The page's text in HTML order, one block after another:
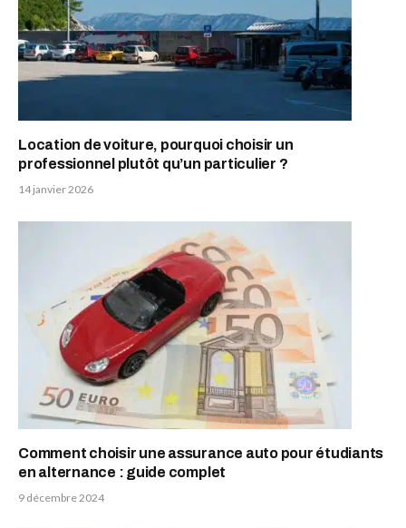
Location de voiture, pourquoi choisir un
professionnel plutôt qu’un particulier ?
14 janvier 2026
Comment choisir une assurance auto pour étudiants
en alternance : guide complet
9 décembre 2024